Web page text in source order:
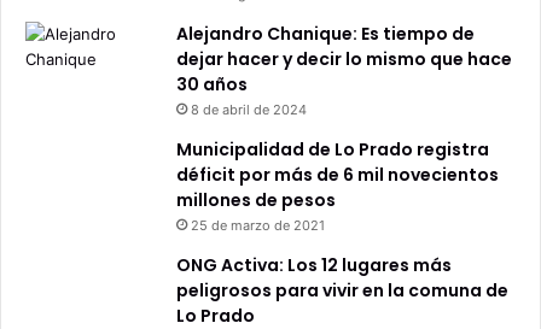
Alejandro Chanique: Es tiempo de
dejar hacer y decir lo mismo que hace
30 años
8 de abril de 2024
Municipalidad de Lo Prado registra
déficit por más de 6 mil novecientos
millones de pesos
25 de marzo de 2021
ONG Activa: Los 12 lugares más
peligrosos para vivir en la comuna de
Lo Prado